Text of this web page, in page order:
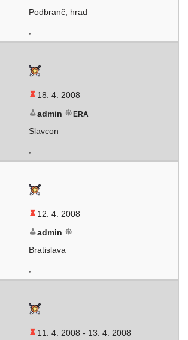
Podbranč, hrad
,
18. 4. 2008
admin ERA
Slavcon
,
12. 4. 2008
admin
Bratislava
,
11. 4. 2008 - 13. 4. 2008